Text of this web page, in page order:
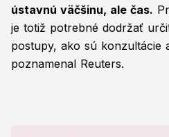
ústavnú väčšinu, ale čas.
je totiž potrebné dodržať
postupy, ako sú konzultácie
poznamenal Reuters.